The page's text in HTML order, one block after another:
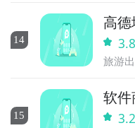
14
高德
3.8
旅游
15
软
3.2